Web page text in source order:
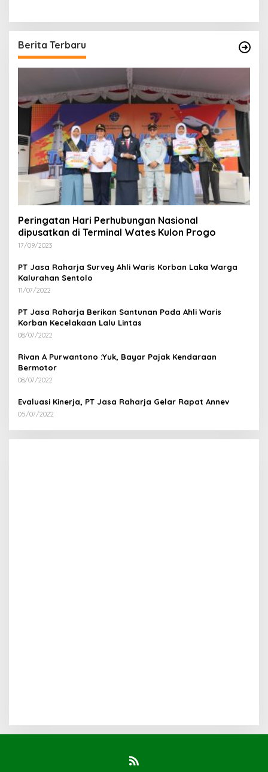
Berita Terbaru
Peringatan Hari Perhubungan Nasional
dipusatkan di Terminal Wates Kulon Progo
17/09/2023
PT Jasa Raharja Survey Ahli Waris Korban Laka Warga
Kalurahan Sentolo
11/07/2022
PT Jasa Raharja Berikan Santunan Pada Ahli Waris
Korban Kecelakaan Lalu Lintas
08/07/2022
Rivan A Purwantono :Yuk, Bayar Pajak Kendaraan
Bermotor
08/07/2022
Evaluasi Kinerja, PT Jasa Raharja Gelar Rapat Annev
05/07/2022